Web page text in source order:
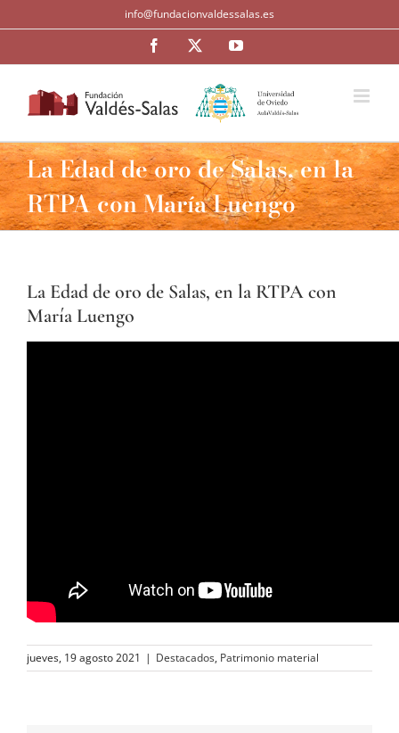
al
info@fundacionvaldessalas.es
FacebookTwitterYouTube
La Edad de oro de Salas, en la
RTPA con María Luengo
La Edad de oro de Salas, en la RTPA con
María Luengo
jueves, 19 agosto 2021 | Destacados, Patrimonio material